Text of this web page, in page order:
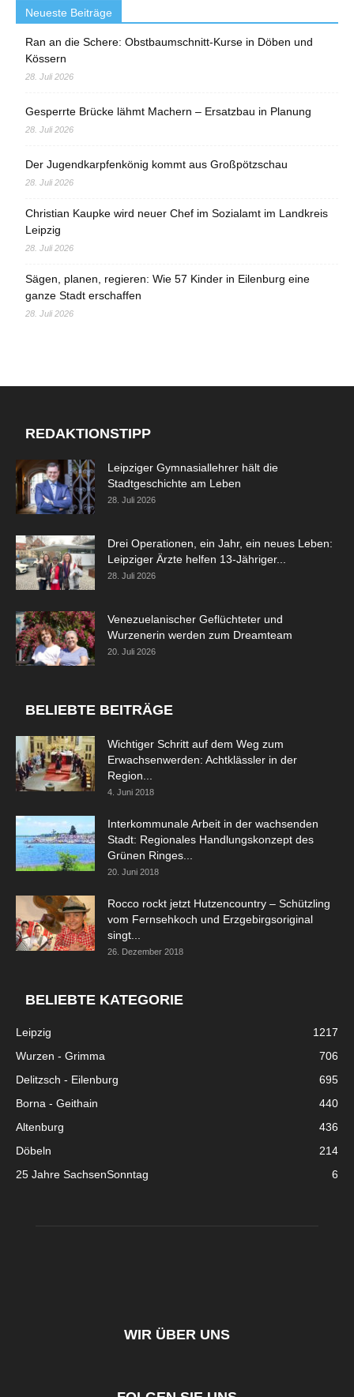
Neueste Beiträge
Ran an die Schere: Obstbaumschnitt-Kurse in Döben und
Kössern
28. Juli 2026
Gesperrte Brücke lähmt Machern – Ersatzbau in Planung
28. Juli 2026
Der Jugendkarpfenkönig kommt aus Großpötzschau
28. Juli 2026
Christian Kaupke wird neuer Chef im Sozialamt im Landkreis
Leipzig
28. Juli 2026
Sägen, planen, regieren: Wie 57 Kinder in Eilenburg eine
ganze Stadt erschaffen
28. Juli 2026
REDAKTIONSTIPP
Leipziger Gymnasiallehrer hält die
Stadtgeschichte am Leben
28. Juli 2026
Drei Operationen, ein Jahr, ein neues Leben:
Leipziger Ärzte helfen 13-Jähriger...
28. Juli 2026
Venezuelanischer Geflüchteter und
Wurzenerin werden zum Dreamteam
20. Juli 2026
BELIEBTE BEITRÄGE
Wichtiger Schritt auf dem Weg zum
Erwachsenwerden: Achtklässler in der
Region...
4. Juni 2018
Interkommunale Arbeit in der wachsenden
Stadt: Regionales Handlungskonzept des
Grünen Ringes...
20. Juni 2018
Rocco rockt jetzt Hutzencountry – Schützling
vom Fernsehkoch und Erzgebirgsoriginal
singt...
26. Dezember 2018
BELIEBTE KATEGORIE
Leipzig
1217
Wurzen - Grimma
706
Delitzsch - Eilenburg
695
Borna - Geithain
440
Altenburg
436
Döbeln
214
25 Jahre SachsenSonntag
6
WIR ÜBER UNS